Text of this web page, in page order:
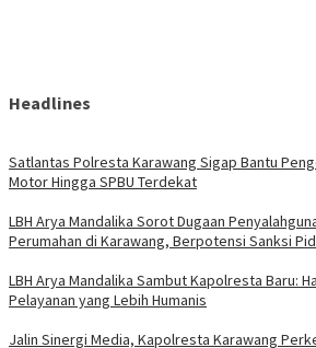
Headlines
Satlantas Polresta Karawang Sigap Bantu
Motor Hingga SPBU Terdekat
LBH Arya Mandalika Sorot Dugaan
Perumahan di Karawang, Berpotensi Sanksi
LBH Arya Mandalika Sambut Kapolresta Baru:
Pelayanan yang Lebih Humanis
Jalin Sinergi Media, Kapolresta Karawang